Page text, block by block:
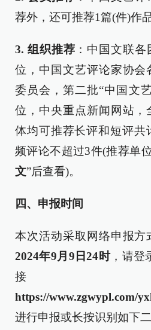
荐外，还可推荐1篇(件)作品
3. 组织推荐 ：中国文联
位，中国文艺评论家协会
委员会，第二批“中国文
位，中央重点新闻网站，
体均可推荐长评和短评共
频评论不超过3件(推荐单
文”后查看)。
四、申报时间
本次活动采取网络申报方
2024年9月9日24时，请登
接
https://www.zgwypl.com/
进行申报或长按识别如下二